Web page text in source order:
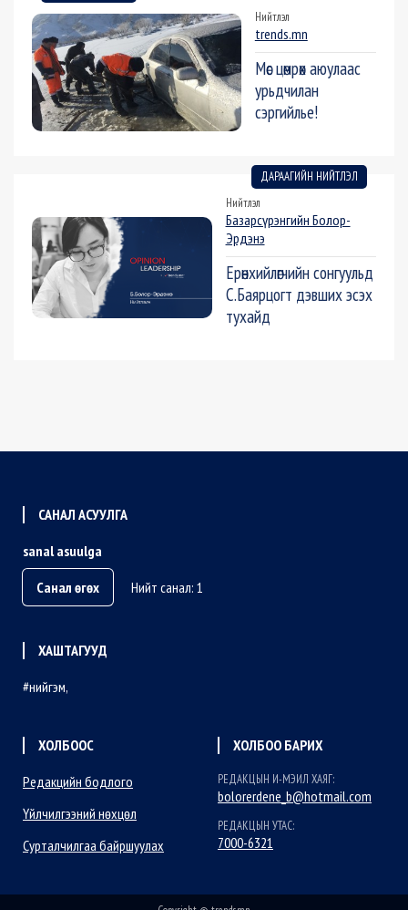
Нийтлэл
trends.mn
Мөс цөмрөх аюулаас
урьдчилан
сэргийлье!
ДАРААГИЙН НИЙТЛЭЛ
Нийтлэл
Базарсүрэнгийн Болор-
Эрдэнэ
Ерөнхийлөгчийн сонгуульд
С.Баярцогт дэвших эсэх
тухайд
САНАЛ АСУУЛГА
sanal asuulga
Санал өгөх
Нийт санал: 1
ХАШТАГУУД
нийгэм
ХОЛБООС
Редакцийн бодлого
Үйлчилгээний нөхцөл
Сурталчилгаа байршуулах
ХОЛБОО БАРИХ
РЕДАКЦЫН И-МЭИЛ ХАЯГ:
bolorerdene_b@hotmail.com
РЕДАКЦЫН УТАС:
7000-6321